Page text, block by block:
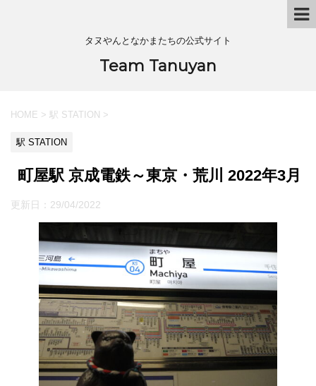
タヌやんとなかまたちの公式サイト
Team Tanuyan
HOME > 駅 STATION >
駅 STATION
町屋駅 京成電鉄～東京・荒川 2022年3月
更新日： 29/04/2022